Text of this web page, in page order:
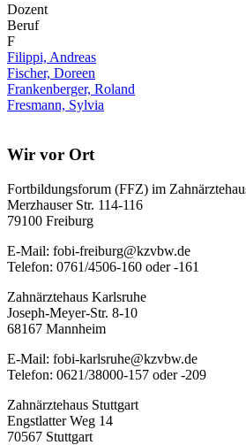
Dozent
Beruf
F
Filippi, Andreas
Fischer, Doreen
Frankenberger, Roland
Fresmann, Sylvia
Wir vor Ort
Fortbildungsforum (FFZ) im
Merzhauser Str. 114-116
79100 Freiburg
E-Mail: fobi-freiburg@kzvbw.de
Telefon: 0761/4506-160 oder -161
Zahnärztehaus Karlsruhe
Joseph-Meyer-Str. 8-10
68167 Mannheim
E-Mail: fobi-karlsruhe@kzvbw.de
Telefon: 0621/38000-157 oder -209
Zahnärztehaus Stuttgart
Engstlatter Weg 14
70567 Stuttgart